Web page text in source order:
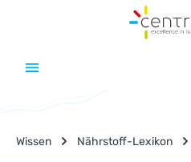
Zum Hauptinhalt springen
Wissen Nährstoff-Lexikon